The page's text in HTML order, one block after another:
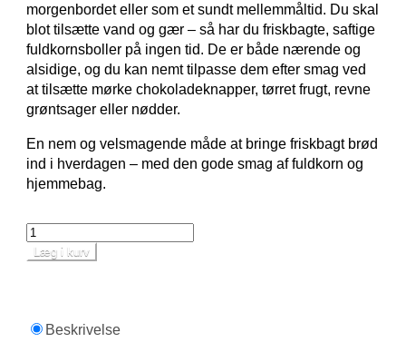
morgenbordet eller som et sundt mellem­måltid. Du skal
blot tilsætte vand og gær – så har du friskbagte, saftige
fuldkorns­boller på ingen tid. De er både nærende og
alsidige, og du kan nemt tilpasse dem efter smag ved
at tilsætte mørke chokolade­knapper, tørret frugt, revne
grøntsager eller nødder.
En nem og velsmagende måde at bringe friskbagt brød
ind i hverdagen – med den gode smag af fuldkorn og
hjemmebag.
Læg i kurv
Beskrivelse